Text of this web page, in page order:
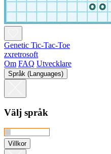
Genetic Tic-Tac-Toe
zxretrosoft
Om FAQ Utvecklare
Språk (Languages)
Välj språk
Villkor